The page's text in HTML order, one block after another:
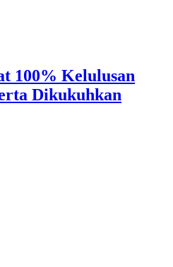
100% Kelulusan
Dikukuhkan